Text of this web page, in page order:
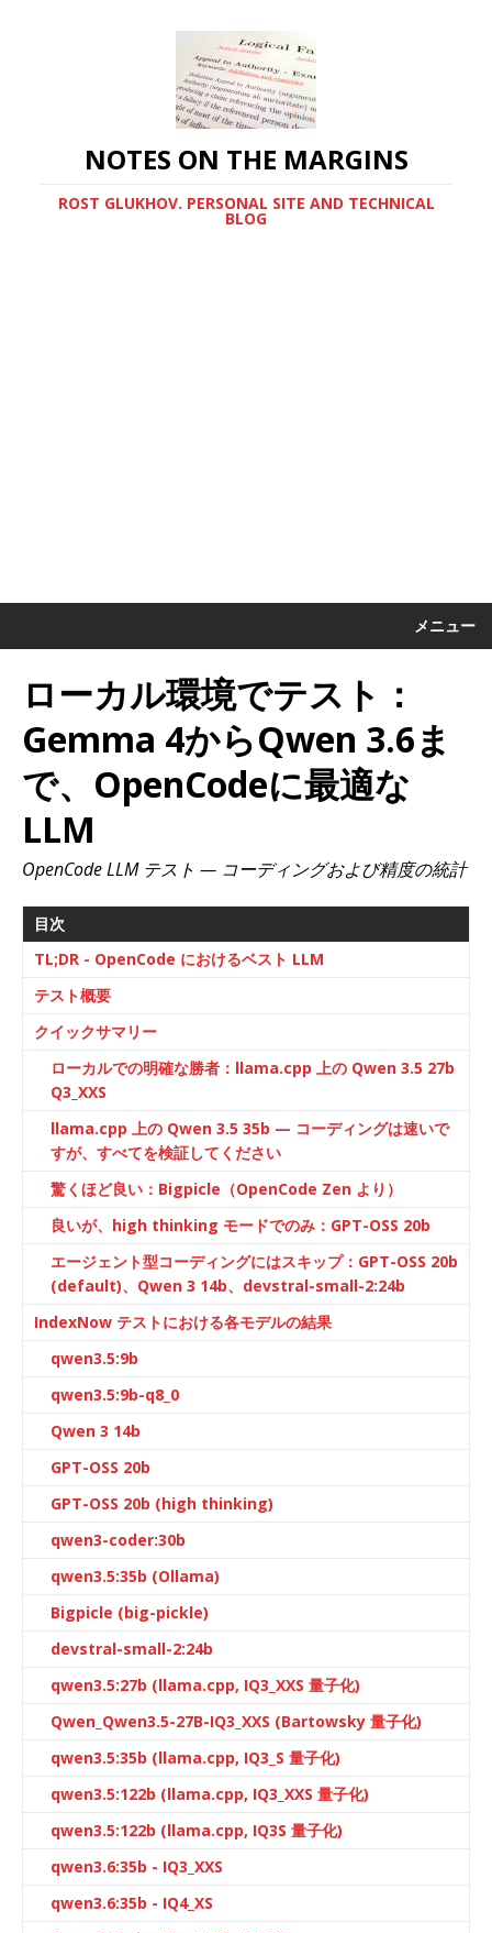
NOTES ON THE MARGINS
ROST GLUKHOV. PERSONAL SITE AND TECHNICAL
BLOG
メニュー
ローカル環境でテスト：
Gemma 4からQwen 3.6ま
で、OpenCodeに最適な
LLM
OpenCode LLM テスト — コーディングおよび精度の統計
目次
TL;DR - OpenCode におけるベスト LLM
テスト概要
クイックサマリー
ローカルでの明確な勝者：llama.cpp 上の Qwen 3.5 27b
Q3_XXS
llama.cpp 上の Qwen 3.5 35b — コーディングは速いで
すが、すべてを検証してください
驚くほど良い：Bigpicle（OpenCode Zen より）
良いが、high thinking モードでのみ：GPT-OSS 20b
エージェント型コーディングにはスキップ：GPT-OSS 20b
(default)、Qwen 3 14b、devstral-small-2:24b
IndexNow テストにおける各モデルの結果
qwen3.5:9b
qwen3.5:9b-q8_0
Qwen 3 14b
GPT-OSS 20b
GPT-OSS 20b (high thinking)
qwen3-coder:30b
qwen3.5:35b (Ollama)
Bigpicle (big-pickle)
devstral-small-2:24b
qwen3.5:27b (llama.cpp, IQ3_XXS 量子化)
Qwen_Qwen3.5-27B-IQ3_XXS (Bartowsky 量子化)
qwen3.5:35b (llama.cpp, IQ3_S 量子化)
qwen3.5:122b (llama.cpp, IQ3_XXS 量子化)
qwen3.5:122b (llama.cpp, IQ3S 量子化)
qwen3.6:35b - IQ3_XXS
qwen3.6:35b - IQ4_XS